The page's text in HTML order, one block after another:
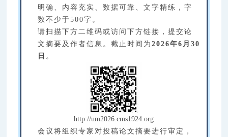
明确、内容充实、数据可靠、文字精练，字
数不少于500字。
请扫描下方二维码或访问下方链接，提交论
文摘要及作者信息。截止时间为2026年6月30
日 。
http://um2026.cms1924.org
会议将组织专家对投稿论文摘要进行审定，